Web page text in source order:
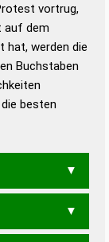
in 12 Bänden
gutes
Grammatik
vortrug,
auf dem
hat, werden die
Buchstaben
besten